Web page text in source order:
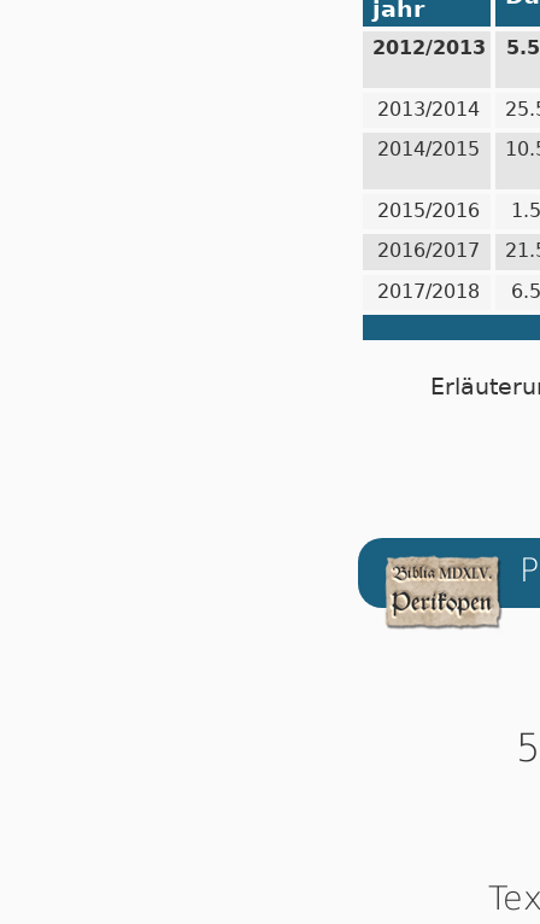
jahr
2012/2013
2013/2014
2014/2015
2015/2016
2016/2017
2017/2018